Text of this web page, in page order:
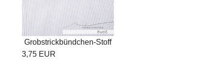
Grobstrickbündchen-Stoff
3,75 EUR